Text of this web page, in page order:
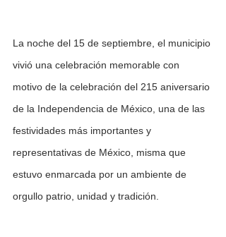
La noche del 15 de septiembre, el municipio
vivió una celebración memorable con
motivo de la celebración del 215 aniversario
de la Independencia de México, una de las
festividades más importantes y
representativas de México, misma que
estuvo enmarcada por un ambiente de
orgullo patrio, unidad y tradición.